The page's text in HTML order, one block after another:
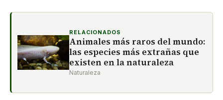
RELACIONADOS
Animales más raros del mundo:
las especies más extrañas que
existen en la naturaleza
Naturaleza